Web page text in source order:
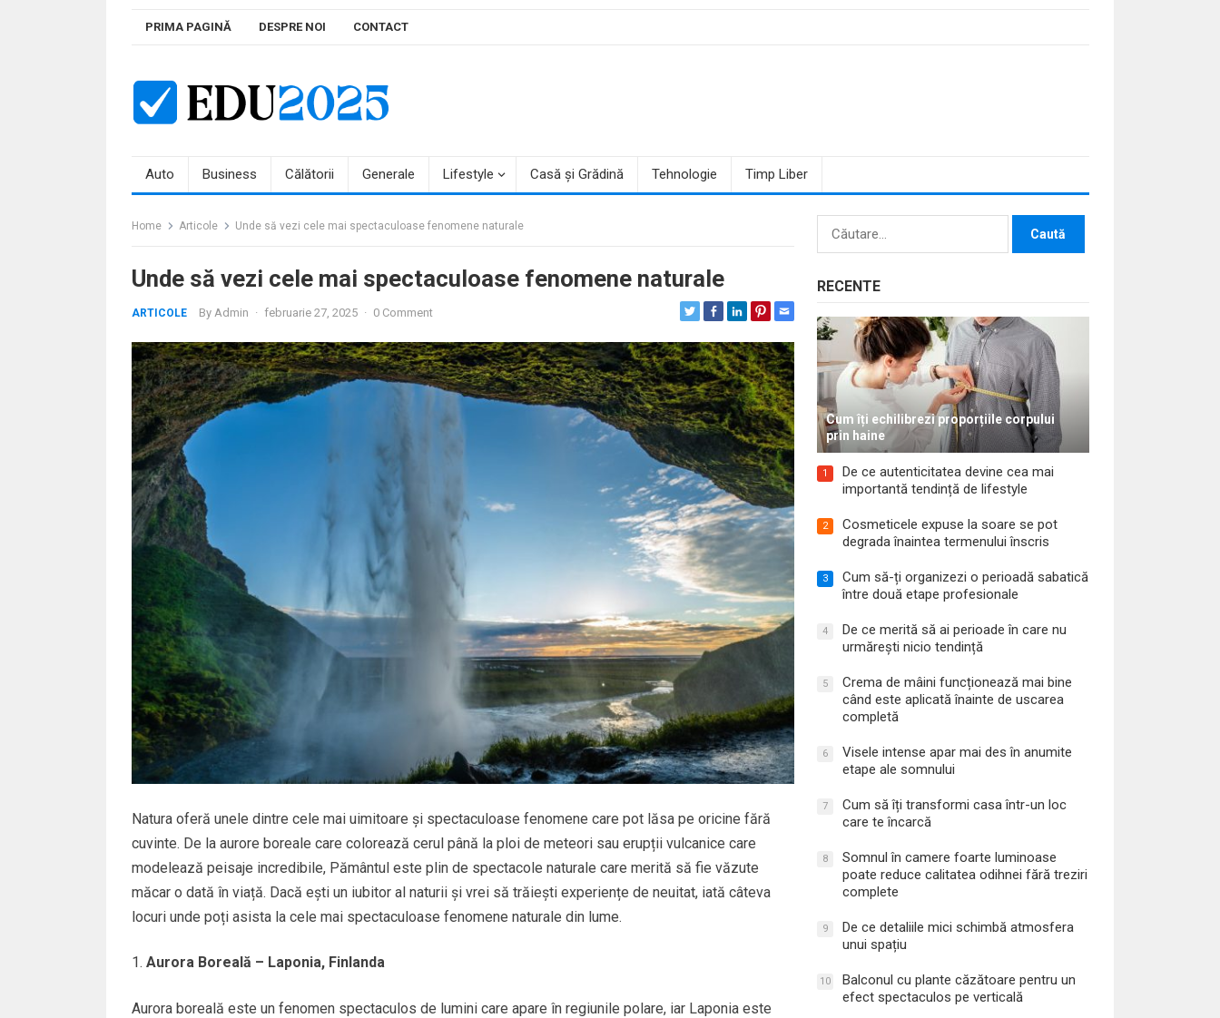
PRIMA PAGINĂ DESPRE NOI CONTACT
Auto Business Călătorii Generale Lifestyle Casă și Grădină Tehnologie Timp Liber
Home Articole Unde să vezi cele mai spectaculoase fenomene naturale
Unde să vezi cele mai spectaculoase fenomene naturale
ARTICOLE By Admin · februarie 27, 2025 · 0 Comment
Natura oferă unele dintre cele mai uimitoare și spectaculoase fenomene care pot lăsa pe oricine fără
cuvinte. De la aurore boreale care colorează cerul până la ploi de meteori sau erupții vulcanice care
modelează peisaje incredibile, Pământul este plin de spectacole naturale care merită să fie văzute
măcar o dată în viață. Dacă ești un iubitor al naturii și vrei să trăiești experiențe de neuitat, iată câteva
locuri unde poți asista la cele mai spectaculoase fenomene naturale din lume.
Aurora Boreală – Laponia, Finlanda
Aurora boreală este un fenomen spectaculos de lumini care apare în regiunile polare, iar Laponia este
Caută
RECENTE
Cum îți echilibrezi proporțiile corpului
prin haine
1
De ce autenticitatea devine cea mai
importantă tendință de lifestyle
2
Cosmeticele expuse la soare se pot
degrada înaintea termenului înscris
3
Cum să-ți organizezi o perioadă sabatică
între două etape profesionale
4
De ce merită să ai perioade în care nu
urmărești nicio tendință
5
Crema de mâini funcționează mai bine
când este aplicată înainte de uscarea
completă
6
Visele intense apar mai des în anumite
etape ale somnului
7
Cum să îți transformi casa într-un loc
care te încarcă
8
Somnul în camere foarte luminoase
poate reduce calitatea odihnei fără treziri
complete
9
De ce detaliile mici schimbă atmosfera
unui spațiu
10
Balconul cu plante căzătoare pentru un
efect spectaculos pe verticală